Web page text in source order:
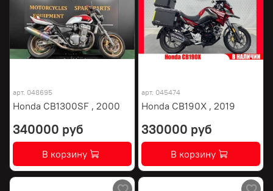
арт. 048695
Honda CB1300SF , 2000
340000 руб
В корзину
арт. 045474
Honda CB190X , 2019
330000 руб
В корзину